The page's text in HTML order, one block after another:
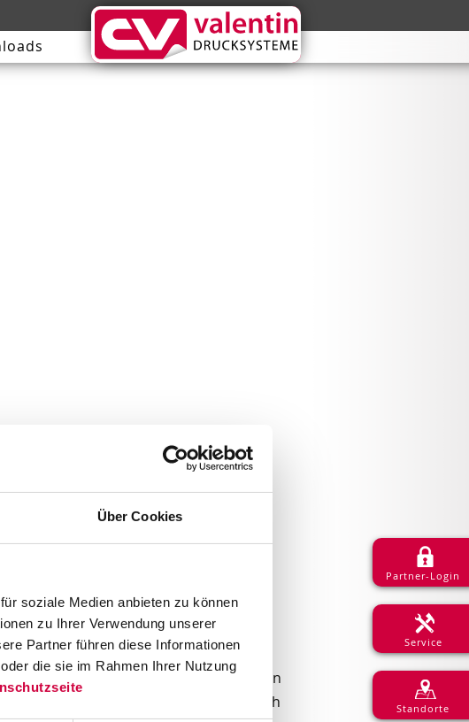
Über Cookies
soziale Medien anbieten zu können
zu Ihrer Verwendung unserer
Partner führen diese Informationen
die sie im Rahmen Ihrer Nutzung
die Produktion, den Warenausgang
und unmittelbaren Kennzeichnung von
ist das von Bedeutung. Nach
Partner-Login
Service
Standorte